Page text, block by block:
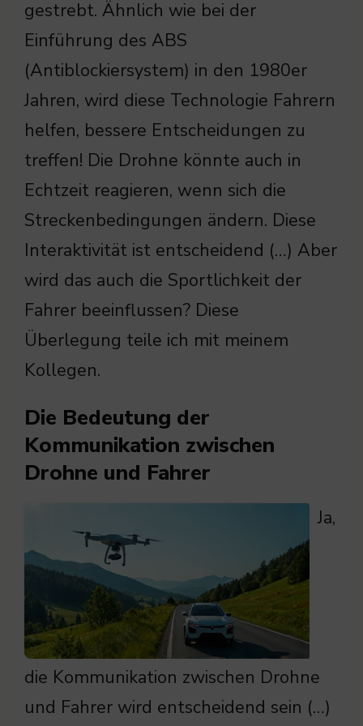
gestrebt. Ähnlich wie bei der
Einführung des ABS
(Antiblockiersystem) in den 1980er
Jahren, wird diese Technologie Fahrern
helfen, bessere Entscheidungen zu
treffen! Die Drohne könnte auch in
Echtzeit reagieren, wenn sich die
Streckenbedingungen ändern. Diese
Interaktivität ist entscheidend (…) Aber
wird das auch die Sportlichkeit der
Fahrer beeinflussen? Diese
Überlegung teile ich mit meinem
Kollegen.
Die Bedeutung der
Kommunikation zwischen
Drohne und Fahrer
Ja,
die Kommunikation zwischen Drohne
und Fahrer wird entscheidend sein (…)